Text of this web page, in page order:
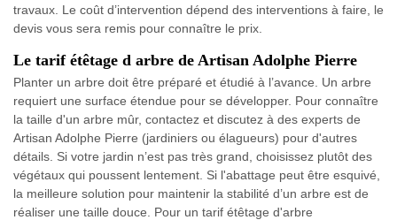
travaux. Le coût d’intervention dépend des interventions à faire, le
devis vous sera remis pour connaître le prix.
Le tarif étêtage d arbre de Artisan Adolphe Pierre
Planter un arbre doit être préparé et étudié à l’avance. Un arbre
requiert une surface étendue pour se développer. Pour connaître
la taille d'un arbre mûr, contactez et discutez à des experts de
Artisan Adolphe Pierre (jardiniers ou élagueurs) pour d'autres
détails. Si votre jardin n’est pas très grand, choisissez plutôt des
végétaux qui poussent lentement. Si l'abattage peut être esquivé,
la meilleure solution pour maintenir la stabilité d’un arbre est de
réaliser une taille douce. Pour un tarif étêtage d'arbre